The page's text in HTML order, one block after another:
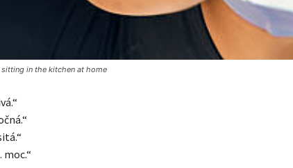
in the kitchen at home